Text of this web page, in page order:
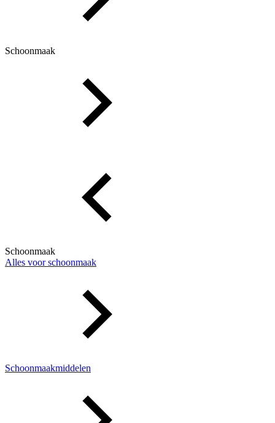
Schoonmaak
Schoonmaak
Alles voor schoonmaak
Schoonmaakmiddelen